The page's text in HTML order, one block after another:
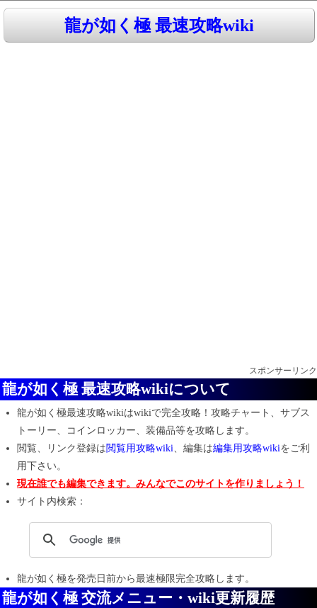
龍が如く極 最速攻略wiki
スポンサーリンク
龍が如く極 最速攻略wikiについて
龍が如く極最速攻略wikiはwikiで完全攻略！ 攻略チャート、サブス
トーリー、コインロッカー、装備品等を攻略します。
閲覧、リンク登録は閲覧用攻略wiki、編集は編集用攻略wikiをご利
用下さい。
現在誰でも編集できます。みんなでこのサイトを作りましょう！
サイト内検索：
龍が如く極を発売日前から最速極限完全攻略します。
龍が如く極 交流メニュー・wiki更新履歴